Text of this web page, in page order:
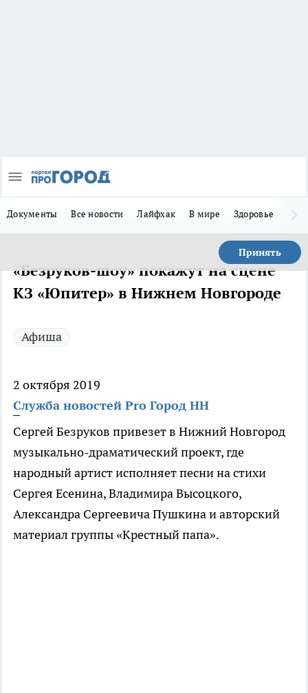
Документы Все новости Лайфхак В мире Здоровье
Принять
«Безруков-шоу» покажут на сцене
КЗ «Юпитер» в Нижнем Новгороде
Афиша
2 октября 2019
Служба новостей Pro Город НН
Сергей Безруков привезет в Нижний Новгород
музыкально-драматический проект, где
народный артист исполняет песни на стихи
Сергея Есенина, Владимира Высоцкого,
Александра Сергеевича Пушкина и авторский
материал группы «Крестный папа».